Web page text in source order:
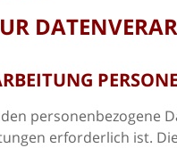
personenbezogene
erforderlich ist.